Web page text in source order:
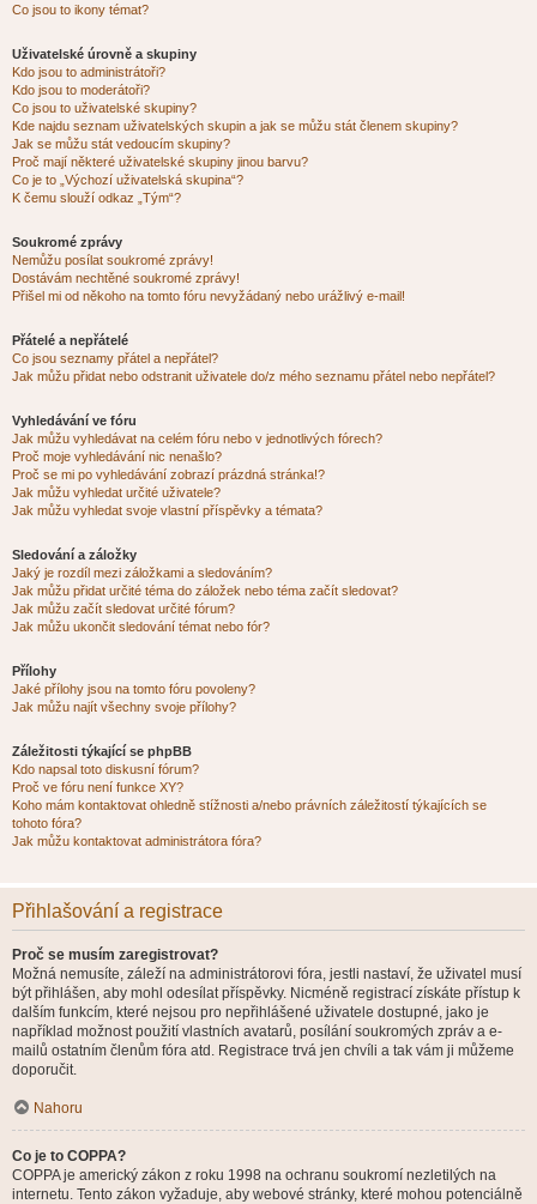
Co jsou to ikony témat?
Uživatelské úrovně a skupiny
Kdo jsou to administrátoři?
Kdo jsou to moderátoři?
Co jsou to uživatelské skupiny?
Kde najdu seznam uživatelských skupin a jak se můžu stát členem skupiny?
Jak se můžu stát vedoucím skupiny?
Proč mají některé uživatelské skupiny jinou barvu?
Co je to „Výchozí uživatelská skupina“?
K čemu slouží odkaz „Tým“?
Soukromé zprávy
Nemůžu posílat soukromé zprávy!
Dostávám nechtěné soukromé zprávy!
Přišel mi od někoho na tomto fóru nevyžádaný nebo urážlivý e-mail!
Přátelé a nepřátelé
Co jsou seznamy přátel a nepřátel?
Jak můžu přidat nebo odstranit uživatele do/z mého seznamu přátel nebo nepřátel?
Vyhledávání ve fóru
Jak můžu vyhledávat na celém fóru nebo v jednotlivých fórech?
Proč moje vyhledávání nic nenašlo?
Proč se mi po vyhledávání zobrazí prázdná stránka!?
Jak můžu vyhledat určité uživatele?
Jak můžu vyhledat svoje vlastní příspěvky a témata?
Sledování a záložky
Jaký je rozdíl mezi záložkami a sledováním?
Jak můžu přidat určité téma do záložek nebo téma začít sledovat?
Jak můžu začít sledovat určité fórum?
Jak můžu ukončit sledování témat nebo fór?
Přílohy
Jaké přílohy jsou na tomto fóru povoleny?
Jak můžu najít všechny svoje přílohy?
Záležitosti týkající se phpBB
Kdo napsal toto diskusní fórum?
Proč ve fóru není funkce XY?
Koho mám kontaktovat ohledně stížnosti a/nebo právních záležitostí týkajících se
tohoto fóra?
Jak můžu kontaktovat administrátora fóra?
Přihlašování a registrace
Proč se musím zaregistrovat?
Možná nemusíte, záleží na administrátorovi fóra, jestli nastaví, že uživatel musí
být přihlášen, aby mohl odesílat příspěvky. Nicméně registrací získáte přístup k
dalším funkcím, které nejsou pro nepřihlášené uživatele dostupné, jako je
například možnost použití vlastních avatarů, posílání soukromých zpráv a e-
mailů ostatním členům fóra atd. Registrace trvá jen chvíli a tak vám ji můžeme
doporučit.
Nahoru
Co je to COPPA?
COPPA je americký zákon z roku 1998 na ochranu soukromí nezletilých na
internetu. Tento zákon vyžaduje, aby webové stránky, které mohou potenciálně